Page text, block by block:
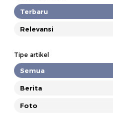
Terbaru
Relevansi
Tipe artikel
Semua
Berita
Foto